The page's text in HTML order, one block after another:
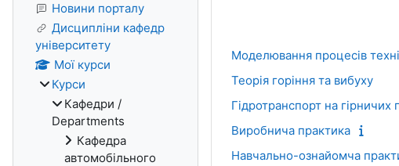
Моделювання процесів
Теорія горіння та вибуху
Гідротранспорт на гірничих
Виробнича практика
Навчально-ознайомча
Новини порталу
Дисципліни кафедр
університету
Мої курси
Курси
Кафедри /
Departments
Кафедра
автомобільного